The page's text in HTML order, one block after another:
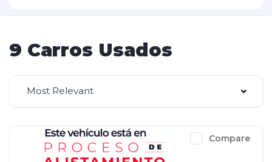
9 Carros Usados
Most Relevant
Compare